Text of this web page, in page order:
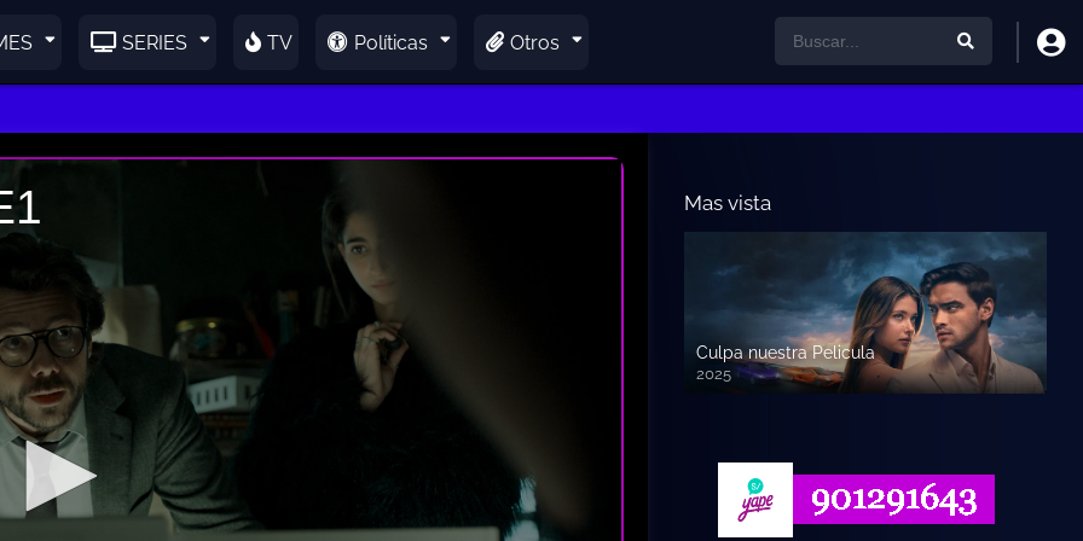
SERIES TV Políticas Otros
Mas vista
Culpa nuestra Pelicula
2025
720p HD